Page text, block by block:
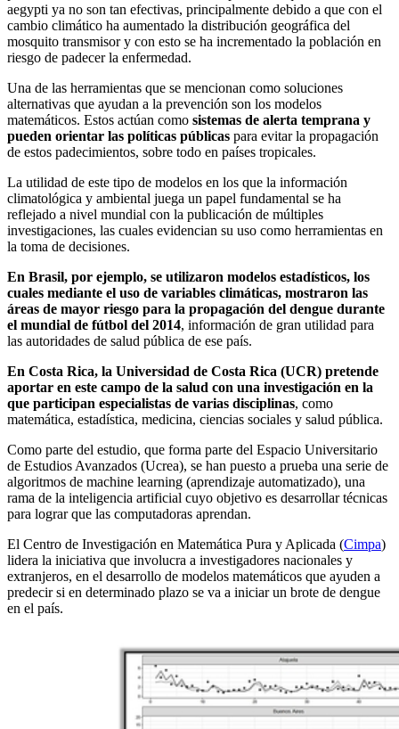
aegypti ya no son tan efectivas, principalmente debido a que con el
cambio climático ha aumentado la distribución geográfica del
mosquito transmisor y con esto se ha incrementado la población en
riesgo de padecer la enfermedad.
Una de las herramientas que se mencionan como soluciones
alternativas que ayudan a la prevención son los modelos
matemáticos. Estos actúan como sistemas de alerta temprana y
pueden orientar las políticas públicas para evitar la propagación
de estos padecimientos, sobre todo en países tropicales.
La utilidad de este tipo de modelos en los que la información
climatológica y ambiental juega un papel fundamental se ha
reflejado a nivel mundial con la publicación de múltiples
investigaciones, las cuales evidencian su uso como herramientas en
la toma de decisiones.
En Brasil, por ejemplo, se utilizaron modelos estadísticos, los
cuales mediante el uso de variables climáticas, mostraron las
áreas de mayor riesgo para la propagación del dengue durante
el mundial de fútbol del 2014, información de gran utilidad para
las autoridades de salud pública de ese país.
En Costa Rica, la Universidad de Costa Rica (UCR) pretende
aportar en este campo de la salud con una investigación en la
que participan especialistas de varias disciplinas, como
matemática, estadística, medicina, ciencias sociales y salud pública.
Como parte del estudio, que forma parte del Espacio Universitario
de Estudios Avanzados (Ucrea), se han puesto a prueba una serie de
algoritmos de machine learning (aprendizaje automatizado), una
rama de la inteligencia artificial cuyo objetivo es desarrollar técnicas
para lograr que las computadoras aprendan.
El Centro de Investigación en Matemática Pura y Aplicada (Cimpa)
lidera la iniciativa que involucra a investigadores nacionales y
extranjeros, en el desarrollo de modelos matemáticos que ayuden a
predecir si en determinado plazo se va a iniciar un brote de dengue
en el país.